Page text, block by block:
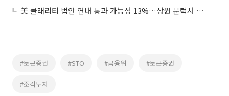
美 클래리티 법안 연내 통과 가능성 13%…상원 문턱서 제동
#토근증권 #STO #금융위 #토큰증권
#조각투자